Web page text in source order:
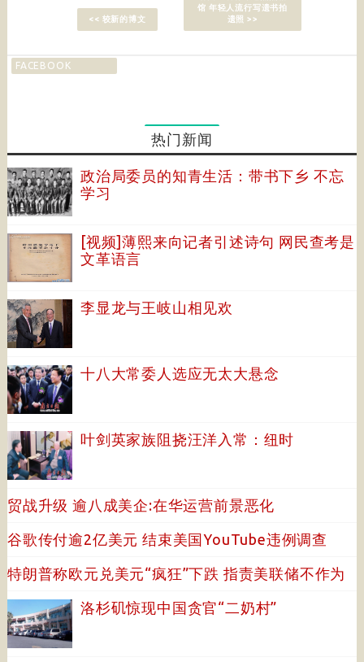
<< 较新的博文
馆 年轻人流行写遗书拍
遗照 >>
FACEBOOK
热门新闻
政治局委员的知青生活：带书下乡 不忘
学习
[视频]薄熙来向记者引述诗句 网民查考是
文革语言
李显龙与王岐山相见欢
十八大常委人选应无太大悬念
叶剑英家族阻挠汪洋入常：纽时
贸战升级 逾八成美企:在华运营前景恶化
谷歌传付逾2亿美元 结束美国YouTube违例调查
特朗普称欧元兑美元“疯狂”下跌 指责美联储不作为
洛杉矶惊现中国贪官“二奶村”